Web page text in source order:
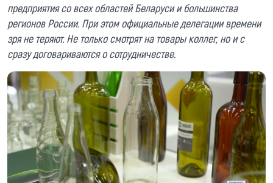
предприятия со всех областей Беларуси и большинства
регионов России. При этом официальные делегации времени
зря не теряют. Не только смотрят на товары коллег, но и с
сразу договариваются о сотрудничестве.